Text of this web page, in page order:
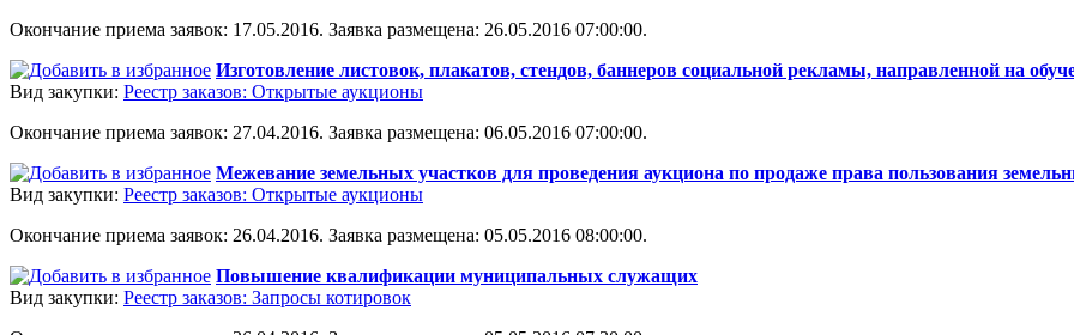
Окончание приема заявок: 17.05.2016. Заявка размещена: 26.05.2016 07:00:00.
Изготовление листовок, плакатов, стендов, баннеров социальной рекламы, направленной на
Вид закупки: Реестр заказов: Открытые аукционы
Окончание приема заявок: 27.04.2016. Заявка размещена: 06.05.2016 07:00:00.
Межевание земельных участков для проведения аукциона по продаже права пользования
Вид закупки: Реестр заказов: Открытые аукционы
Окончание приема заявок: 26.04.2016. Заявка размещена: 05.05.2016 08:00:00.
Повышение квалификации муниципальных служащих
Вид закупки: Реестр заказов: Запросы котировок